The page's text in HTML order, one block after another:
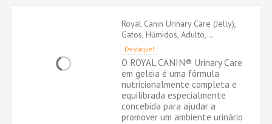
Royal Canin Urinary Care (Jelly),
Gatos, Húmidos, Adulto,...
Destaque!
O ROYAL CANIN® Urinary Care
em geleia é uma fórmula
nutricionalmente completa e
equilibrada especialmente
concebida para ajudar a
promover um ambiente urinário